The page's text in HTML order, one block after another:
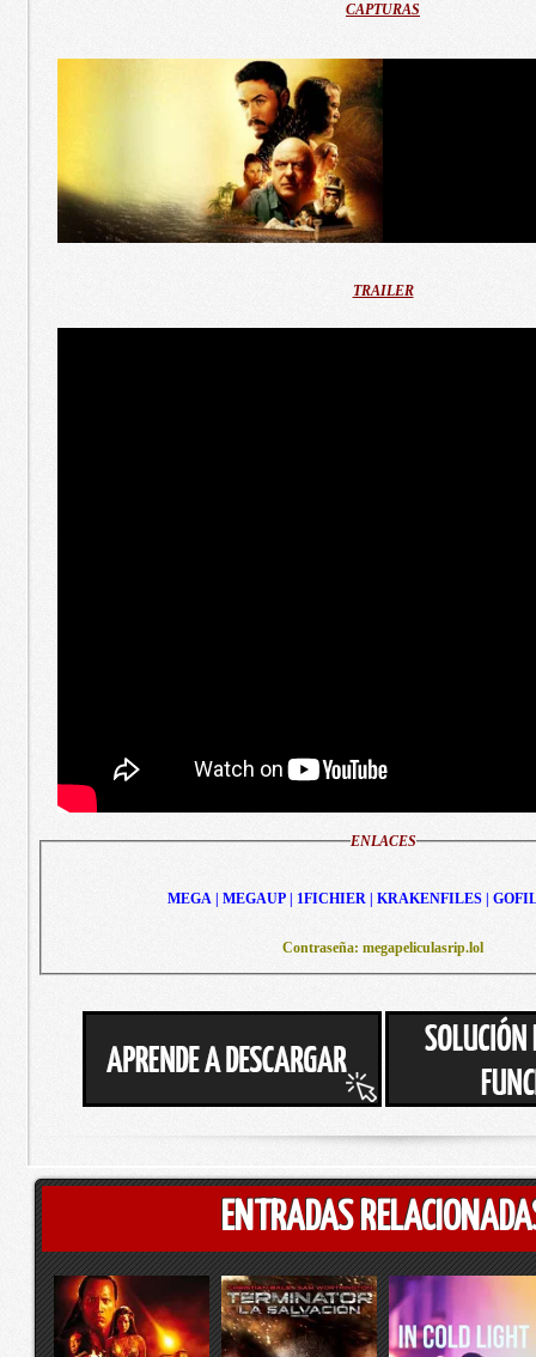
CAPTURAS
TRAILER
ENLACES
MEGA | MEGAUP | 1FICHIER | KRAKENFILES |
Contraseña: megapeliculasrip.lol
ENTRADAS